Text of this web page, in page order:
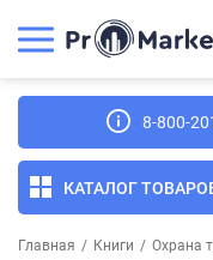
8-800-
КАТАЛОГ
Главная / Книги / Охрана